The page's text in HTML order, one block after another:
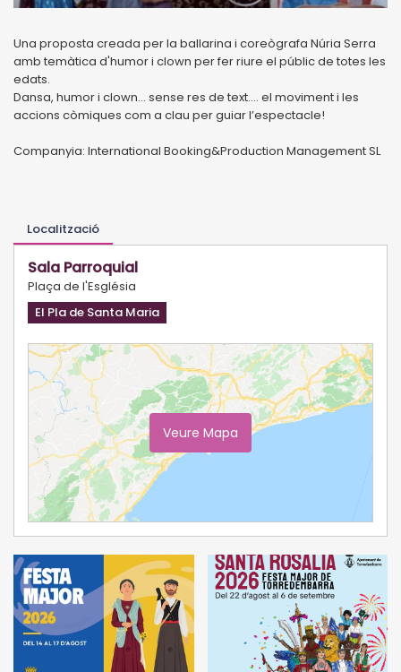
Una proposta creada per la ballarina i coreògrafa Núria Serra
amb temàtica d'humor i clown per fer riure el públic de totes les
edats.
Dansa, humor i clown... sense res de text.... el moviment i les
accions còmiques com a clau per guiar l’espectacle!
Companyia: International Booking&Production Management SL
Localització
Sala Parroquial
Plaça de l'Església
El Pla de Santa Maria
Veure Mapa